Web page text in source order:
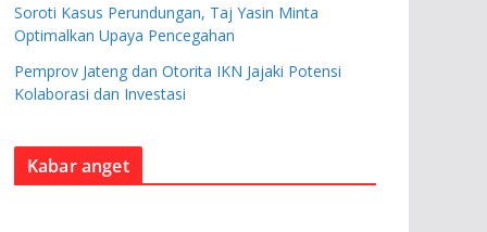
Soroti Kasus Perundungan, Taj Yasin Minta
Optimalkan Upaya Pencegahan
Pemprov Jateng dan Otorita IKN Jajaki Potensi
Kolaborasi dan Investasi
Kabar anget